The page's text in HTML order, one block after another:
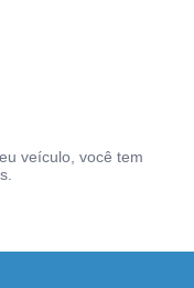
veículo, você tem